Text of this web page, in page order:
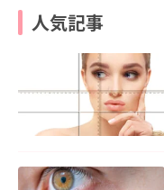
人気記事